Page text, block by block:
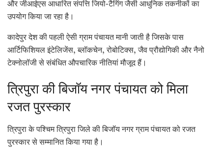
और जीआईएस आधारित संपत्ति जियो-टैगिंग जैसी आधुनिक तकनीकों का
उपयोग किया जा रहा है।
कादेपुर देश की पहली ऐसी ग्राम पंचायत मानी जाती है जिसके पास
आर्टिफिशियल इंटेलिजेंस, ब्लॉकचेन, रोबोटिक्स, जैव प्रौद्योगिकी और नैनो
टेक्नोलॉजी से संबंधित औपचारिक नीतियां मौजूद हैं।
त्रिपुरा की बिजॉय नगर पंचायत को मिला
रजत पुरस्कार
त्रिपुरा के पश्चिम त्रिपुरा जिले की बिजॉय नगर ग्राम पंचायत को रजत
पुरस्कार से सम्मानित किया गया है।